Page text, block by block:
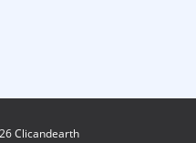
Clicandearth